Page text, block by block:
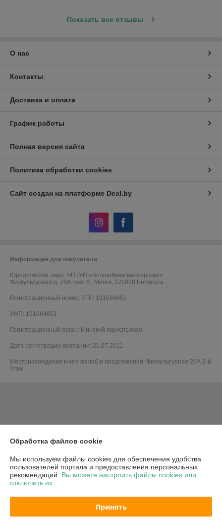
Показать все отзывы
О нас
Контакты
Доставка и оплата
График работы
Полная версия сайта
Политика обработки cookies
Сайт создан на платформе Deal.by
Информация для покупателя
Юридическое лицо: ЧПТУП «Волшебная мастерская»
Физкультурная д. 26А пом. 6., Минск, 220028 Беларусь
Регистрационный номер ЕГР: 191664851
УНП: 191664851
Регистрационный орган: Минский горисполком
Дата регистрации компании: 21.07.2011
Местонахождение книги жалоб и предложений: Физкультурная 26А 2-й
этаж.
Обработка файлов cookie
Мы используем файлы cookies для обеспечения удобства
пользователей портала и предоставления персональных
рекомендаций. Вы можете настроить файлы cookies или
отключить их.
Принять